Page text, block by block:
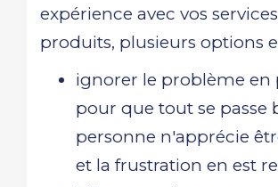
expérience avec vos
produits, plusieurs options
ignorer le problème en
pour que tout se passe
personne n'apprécie
et la frustration en est